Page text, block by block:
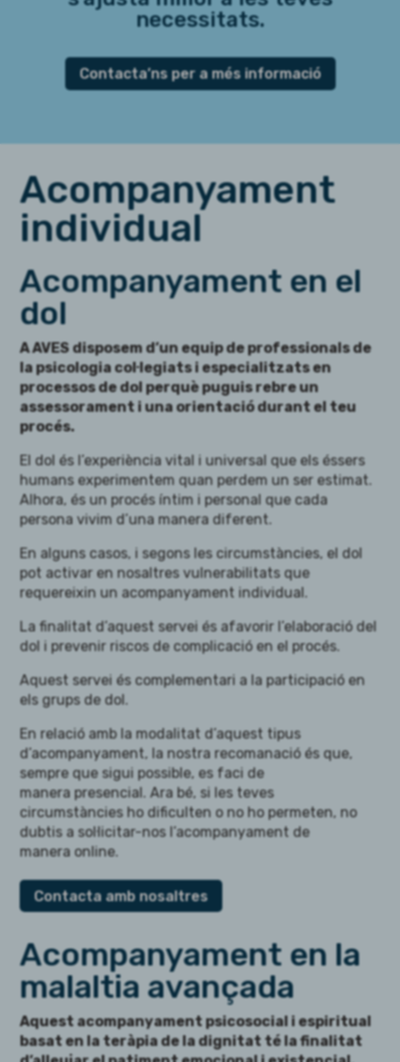
necessitats.
Contacta’ns per a més informació
Acompanyament
individual
Acompanyament en el
dol
A AVES disposem d’un equip de professionals de
la psicologia col·legiats i especialitzats en
processos de dol perquè puguis rebre un
assessorament i una orientació durant el teu
procés.
El dol és l’experiència vital i universal que els éssers
humans experimentem quan perdem un ser estimat.
Alhora, és un procés íntim i personal que cada
persona vivim d’una manera diferent.
En alguns casos, i segons les circumstàncies, el dol
pot activar en nosaltres vulnerabilitats que
requereixin un acompanyament individual.
La finalitat d’aquest servei és afavorir l’elaboració del
dol i prevenir riscos de complicació en el procés.
Aquest servei és complementari a la participació en
els grups de dol.
En relació amb la modalitat d’aquest tipus
d’acompanyament, la nostra recomanació és que,
sempre que sigui possible, es faci de
manera presencial. Ara bé, si les teves
circumstàncies ho dificulten o no ho permeten, no
dubtis a sol·licitar-nos l’acompanyament de
manera online.
Contacta amb nosaltres
Acompanyament en la
malaltia avançada
Aquest acompanyament psicosocial i espiritual
basat en la teràpia de la dignitat té la finalitat